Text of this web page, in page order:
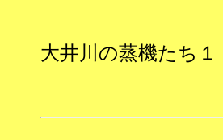
大井川の蒸機たち１